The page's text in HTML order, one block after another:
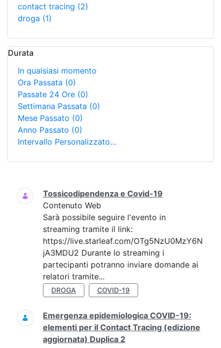
contact tracing (2)
droga (1)
Durata
In qualsiasi momento
Ora Passata (0)
Passate 24 Ore (0)
Settimana Passata (0)
Mese Passato (0)
Anno Passato (0)
Intervallo Personalizzato…
Ricerca
Tossicodipendenza e Covid-19
Contenuto Web
Sarà possibile seguire l'evento in
streaming tramite il link:
https://live.starleaf.com/OTg5NzU0MzY6N
jA3MDU2 Durante lo streaming i
partecipanti potranno inviare domande ai
relatori tramite...
DROGA COVID-19
Emergenza epidemiologica COVID-19:
elementi per il Contact Tracing (edizione
aggiornata) Duplica 2